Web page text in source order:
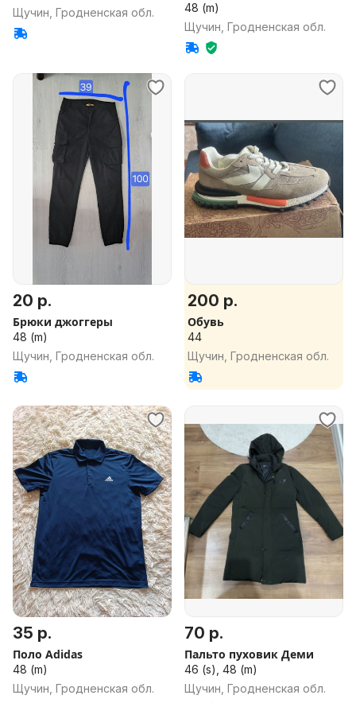
Щучин, Гродненская обл.
48 (m)
Щучин, Гродненская обл.
20 р.
Брюки джоггеры
48 (m)
Щучин, Гродненская обл.
200 р.
Обувь
44
Щучин, Гродненская обл.
35 р.
Поло Adidas
48 (m)
Щучин, Гродненская обл.
70 р.
Пальто пуховик Деми
46 (s), 48 (m)
Щучин, Гродненская обл.